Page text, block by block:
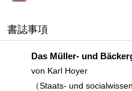
書誌事項
Das Müller- und
von Karl Hoyer
（Staats- und